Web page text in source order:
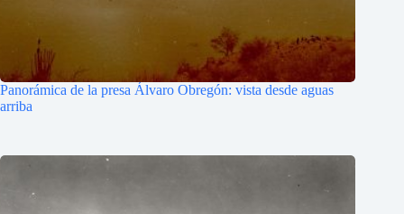
Panorámica de la presa Álvaro Obregón: vista desde aguas
arriba